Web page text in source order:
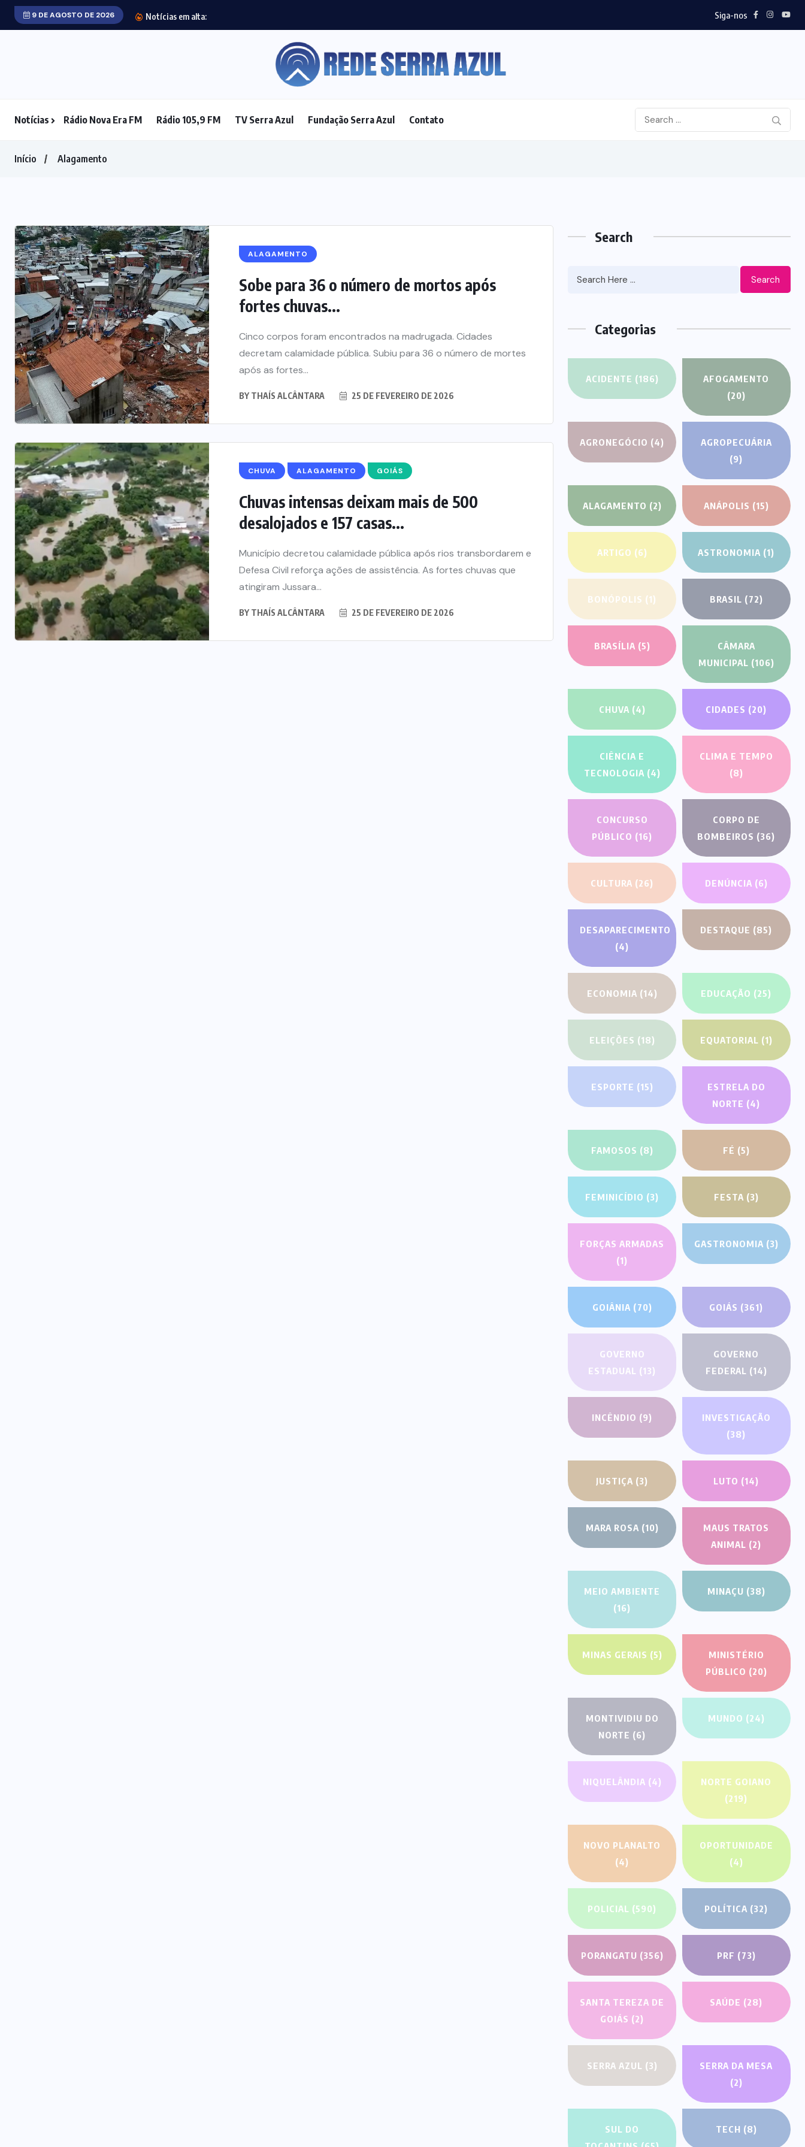
9 DE AGOSTO DE 2026 Notícias em alta: Siga-nos
Notícias Rádio Nova Era FM Rádio 105,9 FM TV Serra Azul Fundação Serra Azul Contato
Início Alagamento
ALAGAMENTO
Sobe para 36 o número de mortos após
fortes chuvas...
Cinco corpos foram encontrados na madrugada. Cidades
decretam calamidade pública. Subiu para 36 o número de mortes
após as fortes...
BY THAÍS ALCÂNTARA 25 DE FEVEREIRO DE 2026
CHUVA ALAGAMENTO GOIÁS
Chuvas intensas deixam mais de 500
desalojados e 157 casas...
Município decretou calamidade pública após rios transbordarem e
Defesa Civil reforça ações de assistência. As fortes chuvas que
atingiram Jussara...
BY THAÍS ALCÂNTARA 25 DE FEVEREIRO DE 2026
Search
Search
Categorias
ACIDENTE (186)
AFOGAMENTO
(20)
AGRONEGÓCIO (4)
AGROPECUÁRIA
(9)
ALAGAMENTO (2) ANÁPOLIS (15)
ARTIGO (6) ASTRONOMIA (1)
BONÓPOLIS (1) BRASIL (72)
BRASÍLIA (5)
CÂMARA
MUNICIPAL (106)
CHUVA (4) CIDADES (20)
CIÊNCIA E
TECNOLOGIA (4)
CLIMA E TEMPO
(8)
CONCURSO
PÚBLICO (16)
CORPO DE
BOMBEIROS (36)
CULTURA (26) DENÚNCIA (6)
DESAPARECIMENTO
(4)
DESTAQUE (85)
ECONOMIA (14) EDUCAÇÃO (25)
ELEIÇÕES (18) EQUATORIAL (1)
ESPORTE (15)
ESTRELA DO
NORTE (4)
FAMOSOS (8) FÉ (5)
FEMINICÍDIO (3) FESTA (3)
FORÇAS ARMADAS
(1)
GASTRONOMIA (3)
GOIÂNIA (70) GOIÁS (361)
GOVERNO
ESTADUAL (13)
GOVERNO
FEDERAL (14)
INCÊNDIO (9)
INVESTIGAÇÃO
(38)
JUSTIÇA (3) LUTO (14)
MARA ROSA (10)
MAUS TRATOS
ANIMAL (2)
MEIO AMBIENTE
(16)
MINAÇU (38)
MINAS GERAIS (5)
MINISTÉRIO
PÚBLICO (20)
MONTIVIDIU DO
NORTE (6)
MUNDO (24)
NIQUELÂNDIA (4)
NORTE GOIANO
(219)
NOVO PLANALTO
(4)
OPORTUNIDADE
(4)
POLICIAL (590) POLÍTICA (32)
PORANGATU (356) PRF (73)
SANTA TEREZA DE
GOIÁS (2)
SAÚDE (28)
SERRA AZUL (3)
SERRA DA MESA
(2)
SUL DO
TECH (8)